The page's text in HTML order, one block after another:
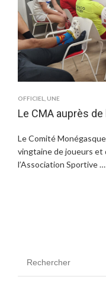
OFFICIEL UNE
Le CMA auprès de
Le Comité
vingtaine de joueurs et
l’Association Sportive …